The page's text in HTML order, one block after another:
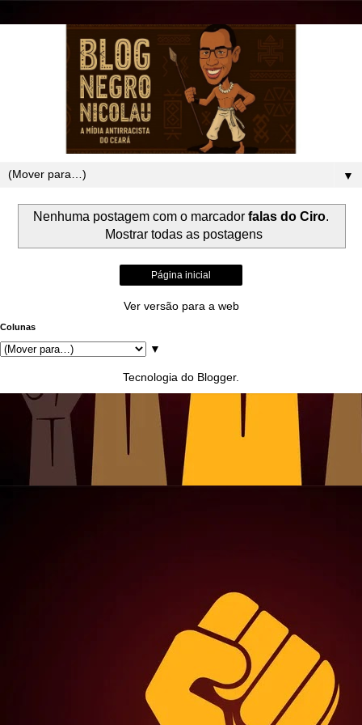
▼
Nenhuma postagem com o marcador falas do Ciro.
Mostrar todas as postagens
Página inicial
Ver versão para a web
Colunas
▼
Tecnologia do Blogger.